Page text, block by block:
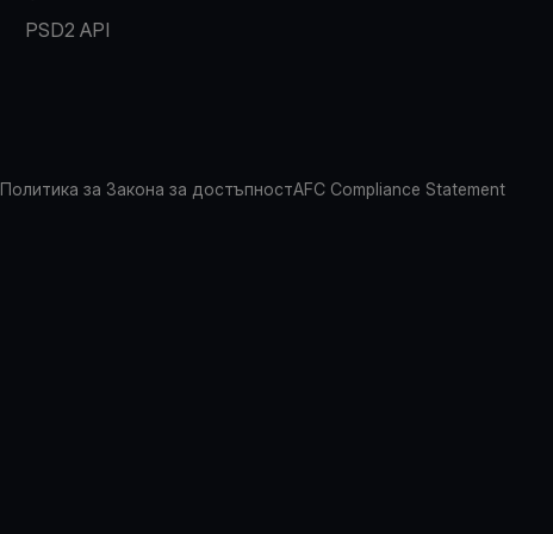
PSD2 API
Политика за Закона за достъпностAFC Compliance Statement